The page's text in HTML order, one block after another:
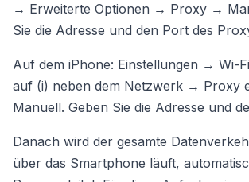
→ Erweiterte Optionen → Proxy →
Sie die Adresse und den Port des
Auf dem iPhone: Einstellungen → Wi-
auf (i) neben dem Netzwerk → Proxy
Manuell. Geben Sie die Adresse und
Danach wird der gesamte
über das Smartphone läuft,